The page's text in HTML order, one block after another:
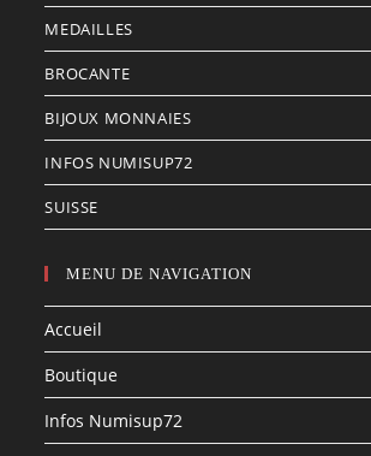
MEDAILLES
BROCANTE
BIJOUX MONNAIES
INFOS NUMISUP72
SUISSE
MENU DE NAVIGATION
Accueil
Boutique
Infos Numisup72